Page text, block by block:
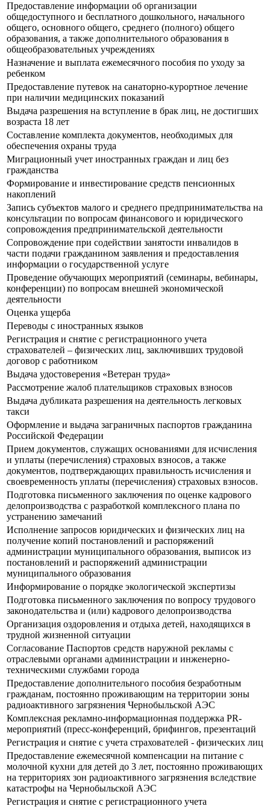
Предоставление информации об организации
общедоступного и бесплатного дошкольного, начального
общего, основного общего, среднего (полного) общего
образования, а также дополнительного образования в
общеобразовательных учреждениях
Назначение и выплата ежемесячного пособия по уходу за
ребенком
Предоставление путевок на санаторно-курортное лечение
при наличии медицинских показаний
Выдача разрешения на вступление в брак лиц, не достигших
возраста 18 лет
Составление комплекта документов, необходимых для
обеспечения охраны труда
Миграционный учет иностранных граждан и лиц без
гражданства
Формирование и инвестирование средств пенсионных
накоплений
Запись субъектов малого и среднего предпринимательства на
консультации по вопросам финансового и юридического
сопровождения предпринимательской деятельности
Сопровождение при содействии занятости инвалидов в
части подачи гражданином заявления и предоставления
информации о государственной услуге
Проведение обучающих мероприятий (семинары, вебинары,
конференции) по вопросам внешней экономической
деятельности
Оценка ущерба
Переводы с иностранных языков
Регистрация и снятие с регистрационного учета
страхователей – физических лиц, заключивших трудовой
договор с работником
Выдача удостоверения «Ветеран труда»
Рассмотрение жалоб плательщиков страховых взносов
Выдача дубликата разрешения на деятельность легковых
такси
Оформление и выдача заграничных паспортов гражданина
Российской Федерации
Прием документов, служащих основаниями для исчисления
и уплаты (перечисления) страховых взносов, а также
документов, подтверждающих правильность исчисления и
своевременность уплаты (перечисления) страховых взносов.
Подготовка письменного заключения по оценке кадрового
делопроизводства с разработкой комплексного плана по
устранению замечаний
Исполнение запросов юридических и физических лиц на
получение копий постановлений и распоряжений
администрации муниципального образования, выписок из
постановлений и распоряжений администрации
муниципального образования
Информирование о порядке экологической экспертизы
Подготовка письменного заключения по вопросу трудового
законодательства и (или) кадрового делопроизводства
Организация оздоровления и отдыха детей, находящихся в
трудной жизненной ситуации
Согласование Паспортов средств наружной рекламы с
отраслевыми органами администрации и инженерно-
техническими службами города
Предоставление дополнительного пособия безработным
гражданам, постоянно проживающим на территории зоны
радиоактивного загрязнения Чернобыльской АЭС
Комплексная рекламно-информационная поддержка PR-
мероприятий (пресс-конференций, брифингов, презентаций
Регистрация и снятие с учета страхователей - физических лиц
Предоставление ежемесячной компенсации на питание с
молочной кухни для детей до 3 лет, постоянно проживающих
на территориях зон радиоактивного загрязнения вследствие
катастрофы на Чернобыльской АЭС
Регистрация и снятие с регистрационного учета